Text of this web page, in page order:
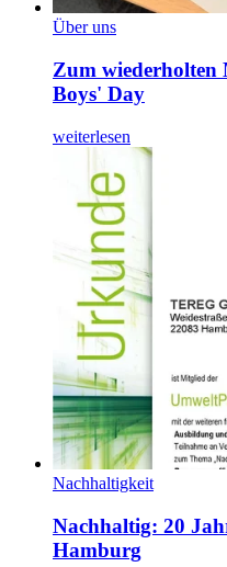
Über uns
Zum wiederholten
Boys' Day
weiterlesen
Nachhaltigkeit
Nachhaltig: 20
Hamburg